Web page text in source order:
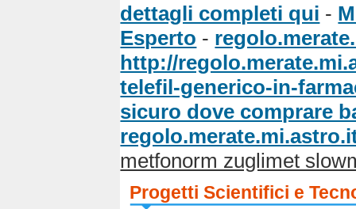
dettagli completi qui -
Esperto -
http://
telefil-generico-in-
sicuro dove comprare
metfonorm zuglimet
Progetti Scientifici e